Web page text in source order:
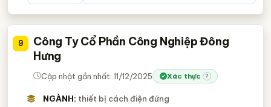
9
Công Ty Cổ Phần Công Nghiệp Đông
Hưng
Cập nhật gần nhất: 11/12/2025 Xác thực ?
NGÀNH: thiết bị cách điện đứng